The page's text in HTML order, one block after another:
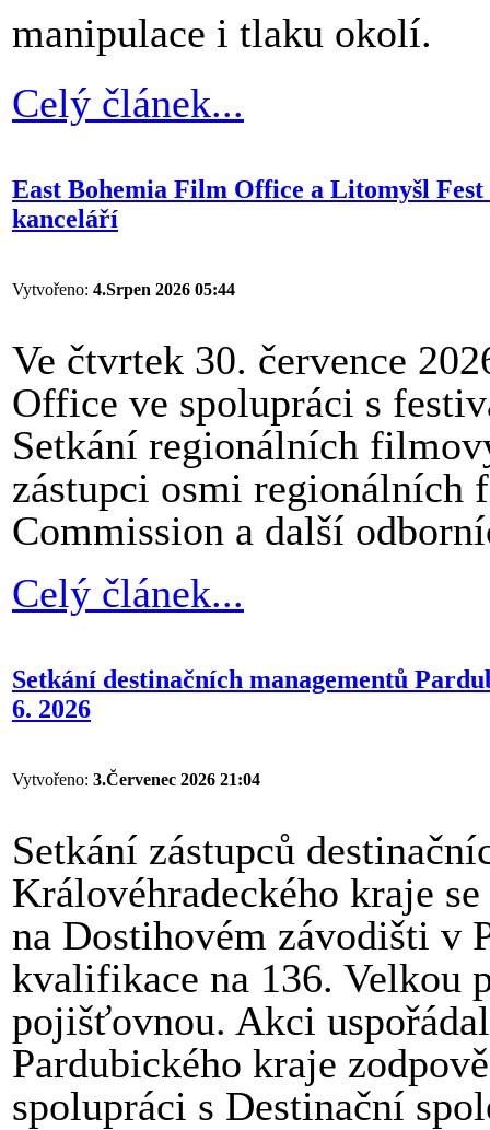
manipulace i tlaku okolí.
Celý článek...
East Bohemia Film Office a Litomyšl
kanceláří
Vytvořeno: 4.Srpen 2026 05:44
Ve čtvrtek 30. července
Office ve spolupráci s
Setkání regionálních
zástupci osmi
Commission a další
Celý článek...
Setkání destinačních managementů
6. 2026
Vytvořeno: 3.Červenec 2026 21:04
Setkání zástupců
Královéhradeckého kraje
na Dostihovém závodišti v
kvalifikace na 136. Velkou
pojišťovnou. Akci
Pardubického kraje
spolupráci s Destinační